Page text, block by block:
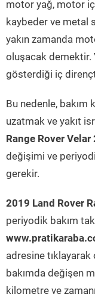
motor yağ, motor
kaybeder ve metal
yakın zamanda
oluşacak demektir.
gösterdiği iç
Bu nedenle,
uzatmak ve yakıt
Range Rover Velar
değişimi ve
gerekir.
2019 Land Rover
periyodik bakım
adresine
bakımda değişen
kilometre ve